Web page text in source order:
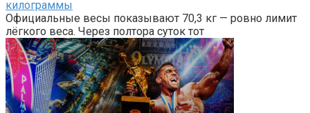
килограммы
Официальные весы показывают 70,3 кг — ровно лимит
лёгкого веса. Через полтора суток тот